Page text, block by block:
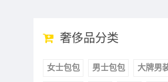
奢侈品分类
女士包包 男士包包 大牌男